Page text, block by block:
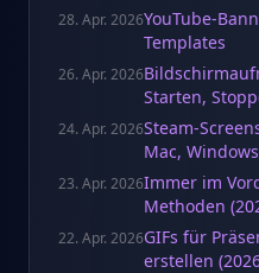
28. Apr. 2026YouTube-
Templates
26. Apr. 2026
Starten,
24. Apr. 2026Steam-
Mac,
23. Apr. 2026Immer im
Methoden
22. Apr. 2026GIFs für
erstellen